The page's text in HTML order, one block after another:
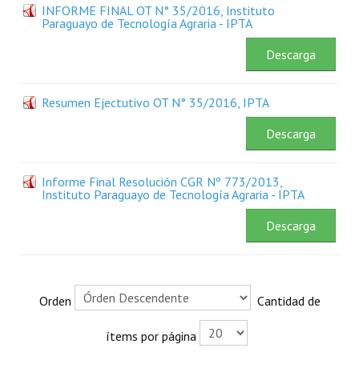
Reporte de Hechos Punibles
Informes NRM-mecip2015
INFORME FINAL OT N° 35/2016, Instituto
Paraguayo de Tecnología Agraria - IPTA
Descarga
Resumen Ejectutivo OT N° 35/2016, IPTA
Descarga
Informe Final Resolución CGR Nº 773/2013,
Instituto Paraguayo de Tecnología Agraria - IPTA
Descarga
Orden Cantidad de
ítems por página